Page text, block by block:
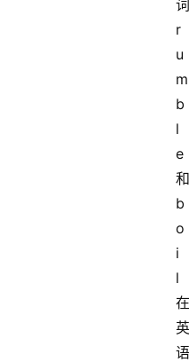
词
r
u
m
b
l
e
和
b
o
i
l
在
英
语